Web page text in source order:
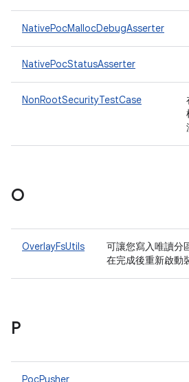
NativePocMallocDebugAsserter
NativePocStatusAsserter
NonRootSecurityTestCase
O
OverlayFsUtils
可讓您寫入唯讀分
在完成後重新啟動
P
PocPusher